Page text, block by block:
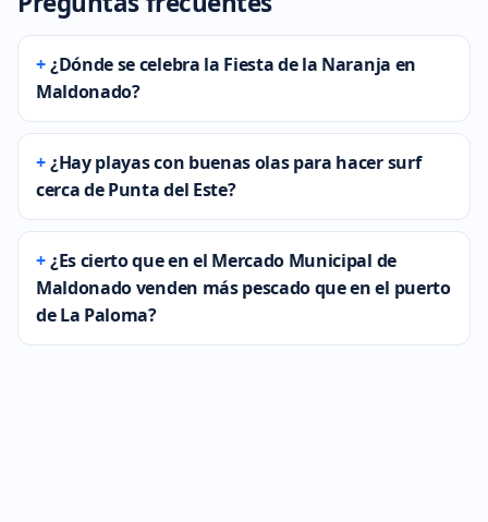
¿Dónde se celebra la Fiesta de la Naranja en
Maldonado?
¿Hay playas con buenas olas para hacer surf
cerca de Punta del Este?
¿Es cierto que en el Mercado Municipal de
Maldonado venden más pescado que en el puerto
de La Paloma?